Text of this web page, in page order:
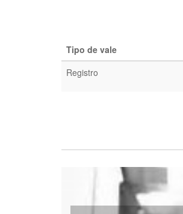
Tipo de vale
Registro